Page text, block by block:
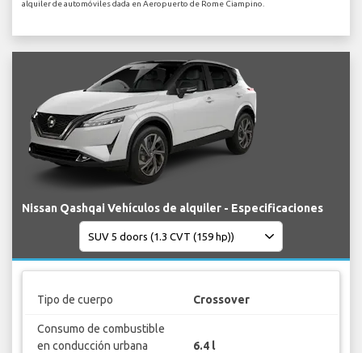
alquiler de automóviles dada en Aeropuerto de Rome Ciampino.
Nissan Qashqai Vehículos de alquiler - Especificaciones
Tipo de cuerpo Crossover
Consumo de combustible
en conducción urbana
6.4 l